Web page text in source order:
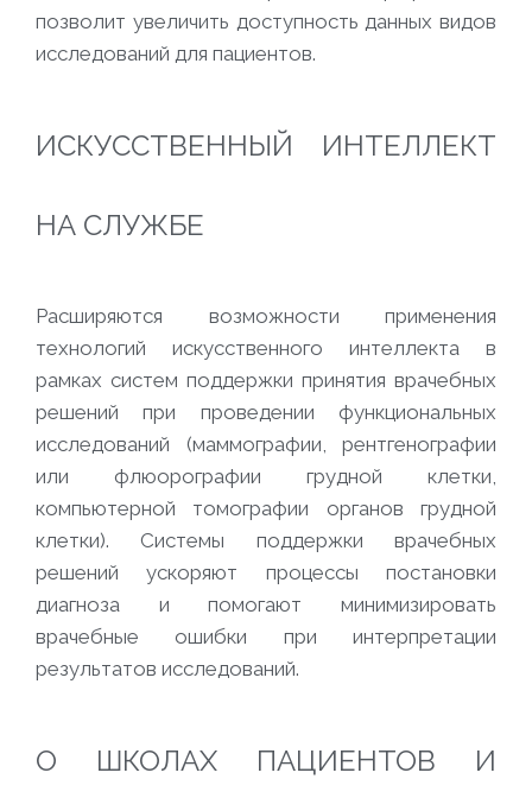
позволит увеличить доступность данных видов
исследований для пациентов.
ИСКУССТВЕННЫЙ ИНТЕЛЛЕКТ
НА СЛУЖБЕ
Расширяются возможности применения
технологий искусственного интеллекта в
рамках систем поддержки принятия врачебных
решений при проведении функциональных
исследований (маммографии, рентгенографии
или флюорографии грудной клетки,
компьютерной томографии органов грудной
клетки). Системы поддержки врачебных
решений ускоряют процессы постановки
диагноза и помогают минимизировать
врачебные ошибки при интерпретации
результатов исследований.
О ШКОЛАХ ПАЦИЕНТОВ И